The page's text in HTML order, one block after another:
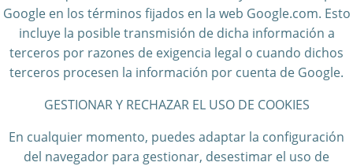
Google en los términos fijados en la web Google.com. Esto
incluye la posible transmisión de dicha información a
terceros por razones de exigencia legal o cuando dichos
terceros procesen la información por cuenta de Google.
GESTIONAR Y RECHAZAR EL USO DE COOKIES
En cualquier momento, puedes adaptar la configuración
del navegador para gestionar, desestimar el uso de